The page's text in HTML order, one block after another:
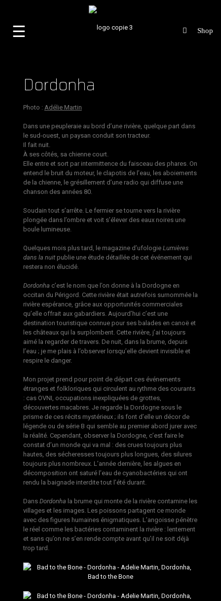
☰
Dordonha
Photo : Adélie Martin
Dans une peupleraie au bord d’une rivière, quelque part dans
le sud-ouest, un paysan conduit son tracteur.
Il fait nuit.
À ses côtés, sa chienne court.
Elle entre et sort par intermittence du faisceau des phares. On
entend le bruit du moteur, le clapotis de l’eau, les aboiements
de la chienne, le grésillement d’une radio qui diffuse une
chanson des années 80.
Soudain tout s’arrête. Le fermier se tourne vers la rivière
plongée dans l’ombre et voit s’élever des eaux noires une
boule lumineuse.
Quelques mois plus tard, le magazine d’ufologie Lumières
dans la nuitpublie une étude détaillée de cet événement qui
restera non élucidé.
Dordonha c’est le nom que l’on donne à la Dordogne en
occitan du Périgord. Cette rivière était autrefois surnommée la
rivière espérance, grâce aux opportunités commerciales
qu’elle offrait aux gabardiers. Aujourd’hui c’est une
destination touristique connue pour ses balades en canoë et
les châteaux qui la surplombent. Cette rivière, j’ai toujours
aimé la regarder de travers. De nuit, dans la brume, depuis
l’eau ; je me plais à l’observer lorsqu’elle devient invisible et
respire le danger.
Mon projet prend pour point de départ ces événements
étranges et folkloriques qui circulent au rythme des courants
: cas OVNI, occupations inexpliquées de grottes,
découvertes macabres. Je regarde la Dordogne sous le
prisme de ces récits mystérieux ; ils font d’elle un décor de
légende ou de série B qui semble au premier abord jurer avec
la réalité. Cependant, observer la Dordogne, c’est faire le
constat d’un monde qui va mal : des crues toujours plus
hautes, des sécheresses toujours plus longues, des silures
toujours plus nombreux. L’année dernière, les algues en
décomposition ont saturé l’eau de cyanobactéries qui ont
rendu la baignade interdite tout l’été durant.
Dans Dordonha la brume qui monte de la rivière contamine les
villages et les images. Les poissons partagent ce monde
avec des figures humaines énigmatiques. L’angoisse pénètre
le réel comme les bactéries contaminent la rivière : lentement
et sans qu’on ne s’en rende compte avant qu’il ne soit déjà
trop tard.